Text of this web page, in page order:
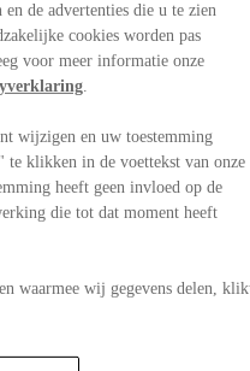
en de advertenties die u te zien
cookies worden pas
voor meer informatie onze
.
wijzigen en uw toestemming
te klikken in de voettekst van onze
heeft geen invloed op de
die tot dat moment heeft
waarmee wij gegevens delen,